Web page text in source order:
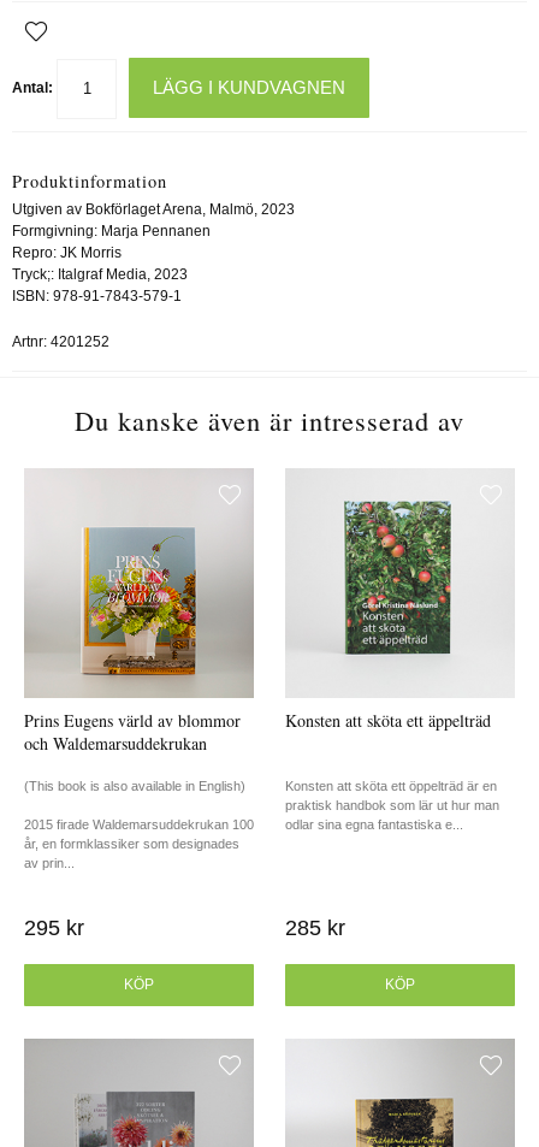
Antal: LÄGG I KUNDVAGNEN
Produktinformation
Utgiven av Bokförlaget Arena, Malmö, 2023
Formgivning: Marja Pennanen
Repro: JK Morris
Tryck;: Italgraf Media, 2023
ISBN: 978-91-7843-579-1
Artnr: 4201252
Du kanske även är intresserad av
Prins Eugens värld av blommor
och Waldemarsuddekrukan
(This book is also available in English)
2015 firade Waldemarsuddekrukan 100
år, en formklassiker som designades
av prin...
295 kr
KÖP
Konsten att sköta ett äppelträd
Konsten att sköta ett öppelträd är en
praktisk handbok som lär ut hur man
odlar sina egna fantastiska e...
285 kr
KÖP